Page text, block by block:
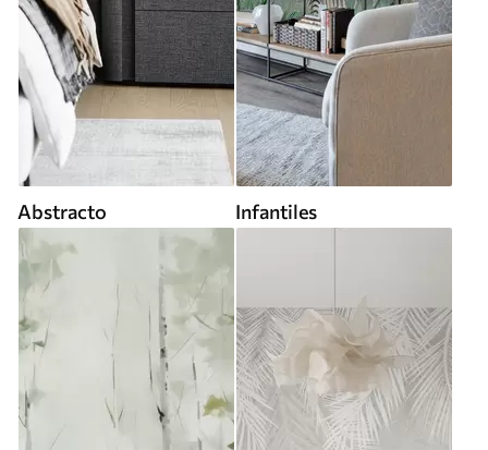
Abstracto Infantiles